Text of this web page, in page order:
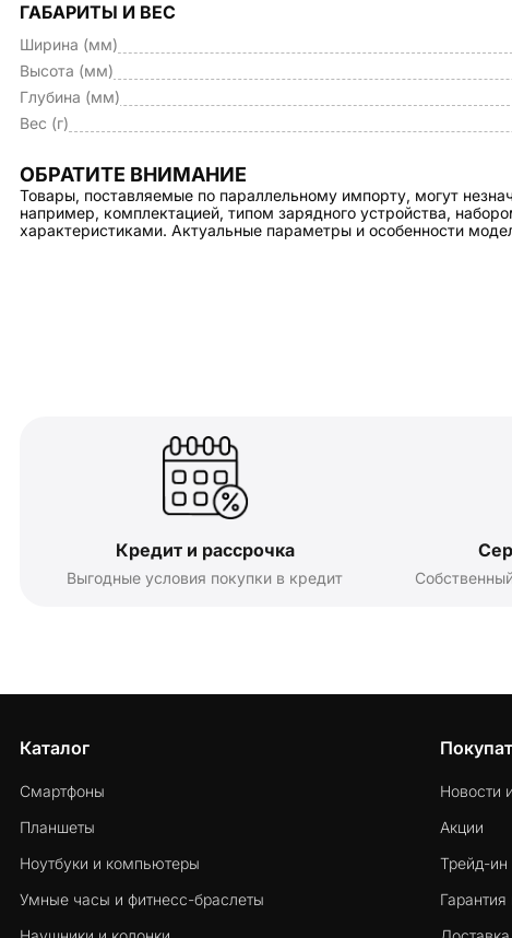
ГАБАРИТЫ И ВЕС
Ширина (мм)
Высота (мм)
Глубина (мм)
Вес (г)
ОБРАТИТЕ ВНИМАНИЕ
Товары, поставляемые по параллельному импорту, могут
например, комплектацией, типом зарядного устройства,
характеристиками. Актуальные параметры и особенности
Кредит и рассрочка
Выгодные условия покупки в кредит
Каталог
Смартфоны
Планшеты
Ноутбуки и компьютеры
Умные часы и фитнесс-браслеты
Новости
Акции
Трейд-ин
Гарантия